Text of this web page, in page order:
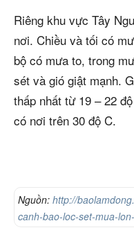
Riêng khu vực Tây
nơi. Chiều và tối có
bộ có mưa to, trong
sét và gió giật mạnh.
thấp nhất từ 19 – 22
có nơi trên 30 độ C.
Nguồn: http://
canh-bao-loc-set-mua-